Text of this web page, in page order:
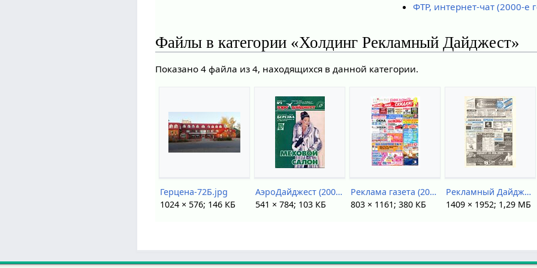
ФТР, интернет-чат (2000-е
Файлы в категории «Холдинг Рекламный Дайджест»
Показано 4 файла из 4, находящихся в данной категории.
Герцена-72Б.jpg
1024 × 576; 146 КБ
АэроДайджест (2008).jpg
541 × 784; 103 КБ
Реклама газета (2015).jpg
803 × 1161; 380 КБ
Рекламный Дайджест (газета).jpg
1409 × 1952; 1,29 МБ